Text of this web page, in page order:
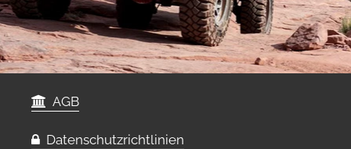
AGB
Datenschutzrichtlinien